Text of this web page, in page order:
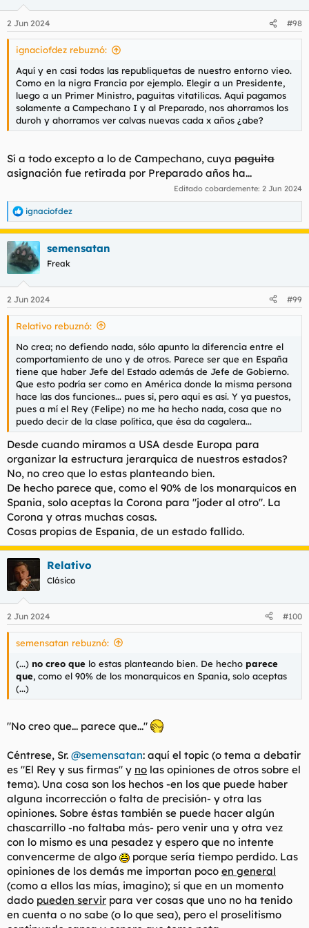
e
s
2 Jun 2024 #98
ignaciofdez rebuznó:
Aquí y en casi todas las republiquetas de nuestro entorno vieo.
Como en la nigra Francia por ejemplo. Elegir a un Presidente,
luego a un Primer Ministro, paguitas vitatilicas. Aquí pagamos
solamente a Campechano I y al Preparado, nos ahorramos los
duroh y ahorramos ver calvas nuevas cada x años ¿abe?
Sí a todo excepto a lo de Campechano, cuya paguita
asignación fue retirada por Preparado años ha...
Editado cobardemente: 2 Jun 2024
R
e
a
c
c
i
e
s
ignaciofdez
semensatan
Freak
2 Jun 2024 #99
Relativo rebuznó:
No crea; no defiendo nada, sólo apunto la diferencia entre el
comportamiento de uno y de otros. Parece ser que en España
tiene que haber Jefe del Estado además de Jefe de Gobierno.
Que esto podría ser como en América donde la misma persona
hace las dos funciones... pues sí, pero aquí es así. Y ya puestos,
pues a mí el Rey (Felipe) no me ha hecho nada, cosa que no
puedo decir de la clase política, que ésa da cagalera...
Desde cuando miramos a USA desde Europa para
organizar la estructura jerarquica de nuestros estados?
No, no creo que lo estas planteando bien.
De hecho parece que, como el 90% de los monarquicos en
Spania, solo aceptas la Corona para "joder al otro". La
Corona y otras muchas cosas.
Cosas propias de Espania, de un estado fallido.
Relativo
Clásico
2 Jun 2024 #100
semensatan rebuznó:
(...) no creo que lo estas planteando bien. De hecho parece
que, como el 90% de los monarquicos en Spania, solo aceptas
(...)
"No creo que... parece que..."
Céntrese, Sr. @semensatan: aquí el topic (o tema a debatir
es "El Rey y sus firmas" y no las opiniones de otros sobre el
tema). Una cosa son los hechos -en los que puede haber
alguna incorrección o falta de precisión- y otra las
opiniones. Sobre éstas también se puede hacer algún
chascarrillo -no faltaba más- pero venir una y otra vez
con lo mismo es una pesadez y espero que no intente
convencerme de algo
porque sería tiempo perdido. Las
opiniones de los demás me importan poco en general
(como a ellos las mías, imagino); sí que en un momento
dado pueden servir para ver cosas que uno no ha tenido
en cuenta o no sabe (o lo que sea), pero el proselitismo